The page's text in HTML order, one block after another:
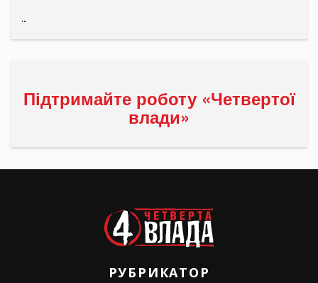
...
Підтримайте роботу «Четвертої
влади»
РУБРИКАТОР